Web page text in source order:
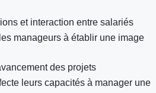
et interaction entre salariés
manageurs à établir une image
des projets
leurs capacités à manager une